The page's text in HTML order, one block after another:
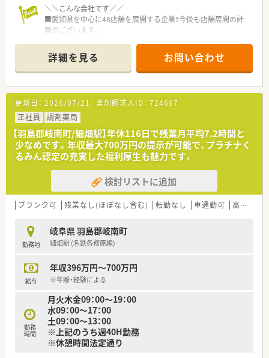
＼＼こんな会社です／／
■愛知県を中心に48店舗を展開する企業！今後も店舗展開の計
画がございます。
■ドミナント展開で同じエリア内に店舗が複数ある為、転居を伴
う転勤はありません。
■患者様とクリニックの懸け橋として、健康と安心に貢献するマ
ザーカンパニーを目指します。
■社内サークル活動も積極的に行っており社内の横のつながり
を大切にしています。
＼＼こんな方におススメ／／
■～キャリアアップ・様々な業務にチャレンジしたい方！～
若手が活躍できる環境があり、頑張った分だけしっかり評価され
る環境です。
■～在宅業務に積極的に取り組みたい方！～
「地域包括ケアシステム」を推進できる薬局として在宅業務に注
力しています。
■ワークライフバランスを重視し、月2～3回は週休2.5日となる
ようシフトを調整しています。
※休日・勤務時間・休憩時間の取り方は店舗によって異なりま
＼＼充実の研修制度／／
練度合に合わせた密着度の高い教育を実現。
■同じエリアに様々な診療科クリニックの門前薬局を運営して
いる特性を生かして、計画的に様々な診療科の薬局を経験し、幅
広い経験・知識を身に付けることを制度化しています。
■やる気次第で年齢に関係なく様々な仕事にチャレンジ出来ま
詳細を見る お問い合わせ
更新日： 2026/07/21 薬剤師求人ID： 724697
正社員
調剤薬局
【羽島郡岐南町/細畑駅】年休116日で残業月平均7.2時間と
少なめです。年収最大700万円の提示が可能で、プラチナく
るみん認定の充実した福利厚生も魅力です。
検討リストに追加
ブランク可 残業なし(ほぼなし含む) 転勤なし 車通勤可 高給与(600万円以上)
勤務地
岐阜県 羽島郡岐南町
細畑駅 (名鉄各務原線)
給与
年収396万円～700万円
※年齢・経験による
勤務
時間
月火木金09：00～19：00
水09：00～17：00
土09：00～13：00
※上記のうち週40H勤務
※休憩時間法定通り